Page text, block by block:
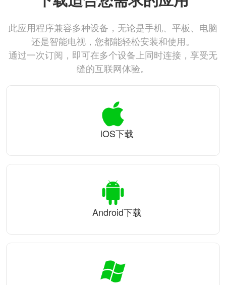
此应用程序兼容多种设备，无论是手机、平板、电脑
还是智能电视，您都能轻松安装和使用。
通过一次订阅，即可在多个设备上同时连接，享受无
缝的互联网体验。
iOS下载
Android下载